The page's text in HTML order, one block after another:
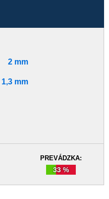
2 mm
1,3 mm
PREVÁDZKA:
33 %